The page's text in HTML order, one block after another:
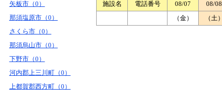
矢板市（0）
那須塩原市（0）
さくら市（0）
那須烏山市（0）
下野市（0）
河内郡上三川町（0）
上都賀郡西方町（0）
施設名 電話番号 08/07
08/08
（金）
（土